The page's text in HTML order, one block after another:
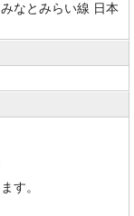
なとみらい線 日本
す。